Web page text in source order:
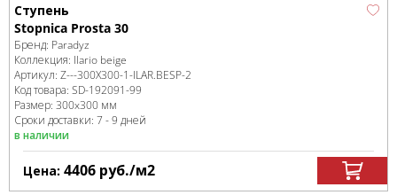
Ступень
Stopnica Prosta 30
Бренд: Paradyz
Коллекция: Ilario beige
Артикул: Z---300X300-1-ILAR.BESP-2
Код товара: SD-192091-99
Размер: 300x300 мм
Сроки доставки: 7 - 9 дней
в наличии
Цена: 4406 руб./м2